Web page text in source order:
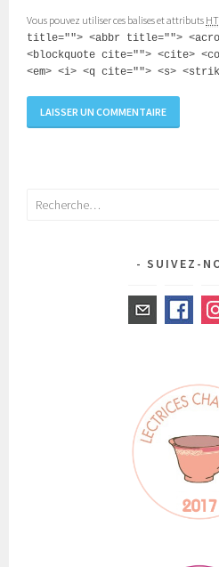
Vous pouvez utiliser ces balises et attributs
title=""> <abbr title="">
<blockquote cite=""> <cite>
<em> <i> <q cite=""> <s>
Rechercher :
SUIVEZ-